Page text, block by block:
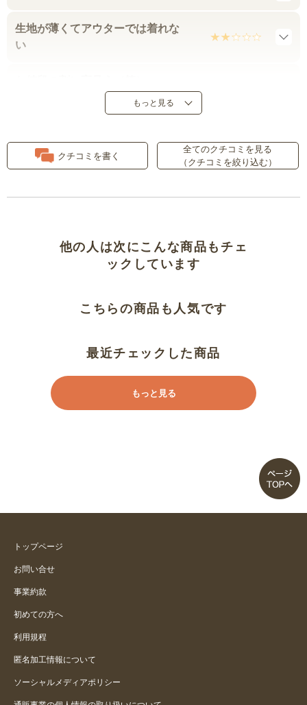
生地が薄くてアウターでは着れな
い
サイズ感も着心地もよかったで
お気に入り
レースが涼しい
襟ぐりの開きが少し大きい
レース部分が涼しげですね。
安っぽいです。
もっと見る
クチコミを書く
全てのクチコミを見る
（クチコミを絞り込む）
他の人は次にこんな商品もチェ
ックしています
こちらの商品も人気です
最近チェックした商品
もっと見る
トップページ
お問い合せ
事業約款
初めての方へ
利用規程
匿名加工情報について
ソーシャルメディアポリシー